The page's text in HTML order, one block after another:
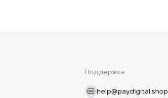
Поддержка
help@paydigital.shop